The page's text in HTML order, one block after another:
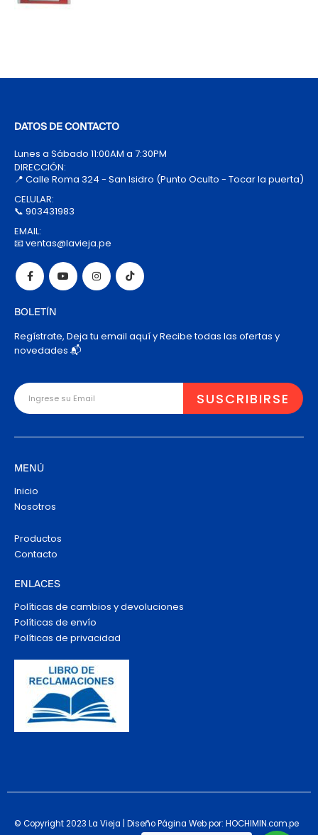
DATOS DE CONTACTO
Lunes a Sábado 11:00AM a 7:30PM
DIRECCIÓN:
📍 Calle Roma 324 - San Isidro (Punto Oculto - Tocar la puerta)
CELULAR:
📞 903431983
EMAIL:
📧 ventas@lavieja.pe
BOLETÍN
Regístrate, Deja tu email aquí y Recibe todas las ofertas y
novedades 📬
MENÚ
Inicio
Nosotros
Productos
Contacto
ENLACES
Políticas de cambios y devoluciones
Políticas de envío
Políticas de privacidad
© Copyright 2023 La Vieja | Diseño Página Web por: HOCHIMIN.com.pe